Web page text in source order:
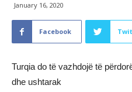
January 16, 2020
Facebook
Turqia do të vazhdojë të
dhe ushtarak